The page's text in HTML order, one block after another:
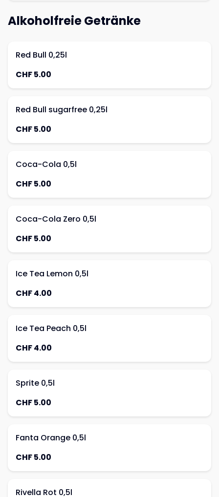
Alkoholfreie Getränke
Red Bull 0,25l
CHF 5.00
Red Bull sugarfree 0,25l
CHF 5.00
Coca-Cola 0,5l
CHF 5.00
Coca-Cola Zero 0,5l
CHF 5.00
Ice Tea Lemon 0,5l
CHF 4.00
Ice Tea Peach 0,5l
CHF 4.00
Sprite 0,5l
CHF 5.00
Fanta Orange 0,5l
CHF 5.00
Rivella Rot 0,5l